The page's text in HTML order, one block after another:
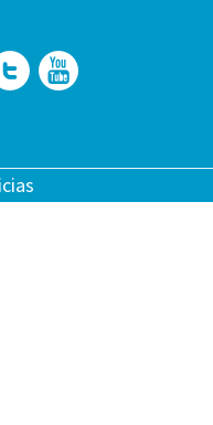
Facebook
Twitter